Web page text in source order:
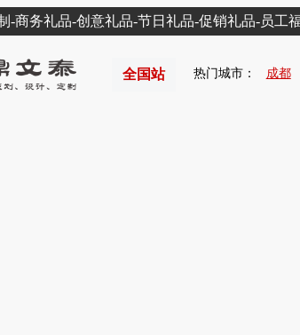
-商务礼品-创意礼品-节日礼品-促销礼品-员工
全国站 热门城市： 成都